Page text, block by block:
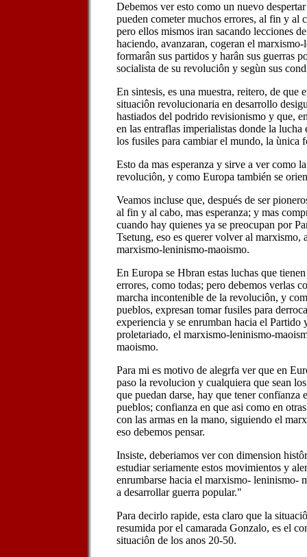
Debemos ver esto como un nuevo
pueden cometer muchos errores, al fin y al
pero ellos mismos iran sacando lecciones
haciendo, avanzaran, cogeran el
formarân sus partidos y harân sus guerras
socialista de su revoluciôn y segùn sus
En sintesis, es una muestra, reitero, de que
situaciôn revolucionaria en desarrollo
hastiados del podrido revisionismo y que,
en las entraflas imperialistas donde la lucha
los fusiles para cambiar el mundo, la ùnica
Esto da mas esperanza y sirve a ver como
revoluciôn, y como Europa también se
Veamos incluse que, después de ser
al fin y al cabo, mas esperanza; y mas
cuando hay quienes ya se preocupan por
Tsetung, eso es querer volver al marxismo,
marxismo-leninismo-maoismo.
En Europa se Hbran estas luchas que
errores, como todas; pero debemos verlas
marcha incontenible de la revoluciôn, y
pueblos, expresan tomar fusiles para
experiencia y se enrumban hacia el Partido
proletariado, el marxismo-leninismo-
maoismo.
Para mi es motivo de alegrfa ver que en
paso la revolucion y cualquiera que sean
que puedan darse, hay que tener confïanza
pueblos; confianza en que asi como en
con las armas en la mano, siguiendo el
eso debemos pensar.
Insiste, deberiamos ver con dimension
estudiar seriamente estos movimientos y
enrumbarse hacia el marxismo- leninismo-
a desarrollar guerra popular."
Para decirlo rapide, esta claro que la
resumida por el camarada Gonzalo, es el
situaciôn de los anos 20-50.